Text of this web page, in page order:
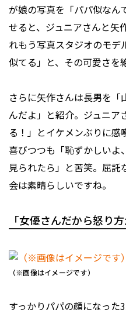
が娘の写真を「パパ似なん
せると、ジュニアさんと矢
れもう写真スタジオのモデ
似てる」と、その可愛さを
さらに矢作さんは長男を「
んだよ」と紹介。ジュニア
る！」とイケメンぶりに
喜びつつも「恥ずかしいよ
見られたら」と苦笑。屈託
会は素晴らしいですね。
「女優さんだから怒り方
（※画像はイメージです）
すっかりパパの顔になった